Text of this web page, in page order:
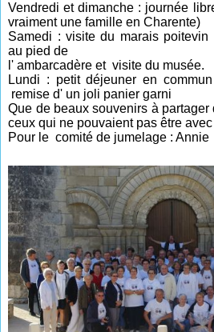
Vendredi et dimanche : journée
vraiment une famille en Charente)
Samedi : visite du marais
au pied de
l' ambarcadère et visite du musée.
Lundi : petit déjeuner en
remise d' un joli panier garni
Que de beaux souvenirs à
ceux qui ne pouvaient pas être
Pour le comité de jumelage : Annie